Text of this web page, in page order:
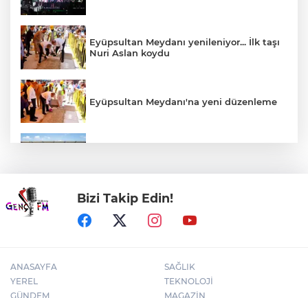
Eyüpsultan Meydanı yenileniyor... İlk taşı
Nuri Aslan koydu
Eyüpsultan Meydanı'na yeni düzenleme
Kütahya'da Geleneksel Müderris
Mahallesi Şenliği coşkusu
Bizi Takip Edin!
ANASAYFA
YEREL
GÜNDEM
SAĞLIK
TEKNOLOJİ
MAGAZİN